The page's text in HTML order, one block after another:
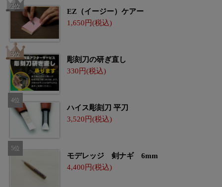
EZ（イージー）ケアー
1,650
彫刻刀の研ぎ直し
330
ハイス彫刻刀 平刀
3,520
モデレッジ 剣ナギ 6mm
4,400